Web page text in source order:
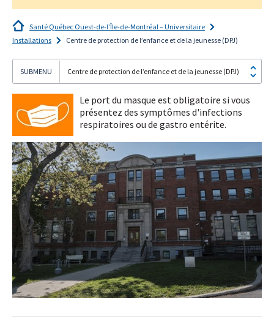
Santé Québec Ouest-de-l’Île-de-Montréal – Universitaire
Installations
Centre de protection de l’enfance et de la jeunesse (DPJ)
Centre de protection de l’enfance et de la jeunesse (DPJ)
Le port du masque est obligatoire si vous
présentez des symptômes d'infections
respiratoires ou de gastro entérite.
Je
m'abonne!